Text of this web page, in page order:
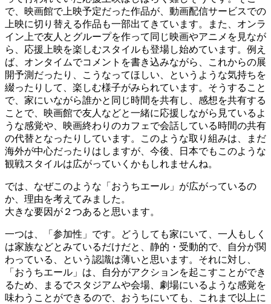
で、映画館で上映予定だった作品が、動画配信サービスでの
上映に切り替える作品も一部出てきています。また、オンラ
イン上で友人とグループを作って同じ映画やアニメを見なが
ら、応援上映を楽しむスタイルも登場し始めています。例え
ば、オンタイムでコメントを書き込みながら、これからの展
開予測だったり、こうなってほしい、というような気持ちを
綴ったりして、楽しむ様子がみられています。そうすること
で、家にいながら誰かと同じ時間を共有し、感想を共有する
ことで、映画館で友人などと一緒に応援しながら見ているよ
うな感覚や、映画終わりのカフェで会話している時間の共有
の代替となったりしています。このような取り組みは、まだ
海外が中心だったりはしますが、今後、日本でもこのような
観戦スタイルは広がっていくかもしれませんね。
では、なぜこのような「おうちエール」が広がっているの
か、理由を考えてみました。
大きな要因が２つあると思います。
一つは、「参加性」です。どうしても家にいて、一人もしく
は家族などとみているだけだと、静的・受動的で、自分が関
わっている、という認識は薄いと思います。それに対し、
「おうちエール」は、自分がアクションを起こすことができ
るため、まるでスタジアムや会場、劇場にいるような感覚を
味わうことができるので、おうちにいても、これまで以上に